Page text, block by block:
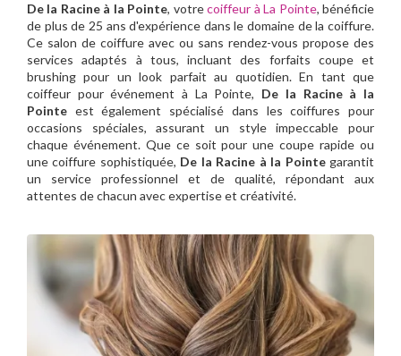
De la Racine à la Pointe, votrecoiffeur à La Pointe, bénéficie
de plus de 25 ans d'expérience dans le domaine de la coiffure.
Ce salon de coiffure avec ou sans rendez-vous propose des
services adaptés à tous, incluant des forfaits coupe et
brushing pour un look parfait au quotidien. En tant que
coiffeur pour événement à La Pointe, De la Racine à la
Pointe est également spécialisé dans les coiffures pour
occasions spéciales, assurant un style impeccable pour
chaque événement. Que ce soit pour une coupe rapide ou
une coiffure sophistiquée, De la Racine à la Pointegarantit
un service professionnel et de qualité, répondant aux
attentes de chacun avec expertise et créativité.